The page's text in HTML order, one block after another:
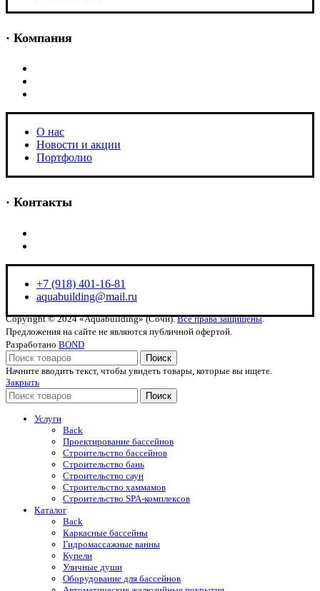
· Компания
O нас
Новости и акции
Портфолио
· Контакты
+7 (918) 401-16-81
aquabuilding@mail.ru
Copyright © 2024 «Aquabuilding» (Сочи).Все права защищены.
Предложения на сайте не являются публичной офертой.
Разработано BOND
Поиск
Начните вводить текст, чтобы увидеть товары, которые вы ищете.
Закрыть
Поиск
Услуги
Back
Проектирование бассейнов
Строительство бассейнов
Строительство бань
Строительство саун
Строительство хаммамов
Строительство SPA-комплексов
Каталог
Back
Каркасные бассейны
Гидромассажные ванны
Купели
Уличные души
Оборудование для бассейнов